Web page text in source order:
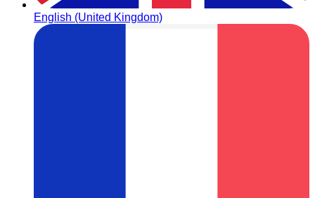
English (United Kingdom)